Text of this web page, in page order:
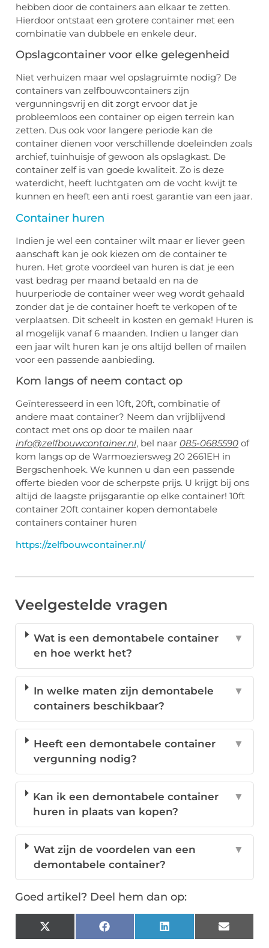
hebben door de containers aan elkaar te zetten.
Hierdoor ontstaat een grotere container met een
combinatie van dubbele en enkele deur.
Opslagcontainer voor elke gelegenheid
Niet verhuizen maar wel opslagruimte nodig? De
containers van zelfbouwcontainers zijn
vergunningsvrij en dit zorgt ervoor dat je
probleemloos een container op eigen terrein kan
zetten. Dus ook voor langere periode kan de
container dienen voor verschillende doeleinden zoals
archief, tuinhuisje of gewoon als opslagkast. De
container zelf is van goede kwaliteit. Zo is deze
waterdicht, heeft luchtgaten om de vocht kwijt te
kunnen en heeft een anti roest garantie van een jaar.
Container huren
Indien je wel een container wilt maar er liever geen
aanschaft kan je ook kiezen om de container te
huren. Het grote voordeel van huren is dat je een
vast bedrag per maand betaald en na de
huurperiode de container weer weg wordt gehaald
zonder dat je de container hoeft te verkopen of te
verplaatsen. Dit scheelt in kosten en gemak! Huren is
al mogelijk vanaf 6 maanden. Indien u langer dan
een jaar wilt huren kan je ons altijd bellen of mailen
voor een passende aanbieding.
Kom langs of neem contact op
Geïnteresseerd in een 10ft, 20ft, combinatie of
andere maat container? Neem dan vrijblijvend
contact met ons op door te mailen naar
info@zelfbouwcontainer.nl, bel naar 085-0685590 of
kom langs op de Warmoeziersweg 20 2661EH in
Bergschenhoek. We kunnen u dan een passende
offerte bieden voor de scherpste prijs. U krijgt bij ons
altijd de laagste prijsgarantie op elke container! 10ft
container 20ft container kopen demontabele
containers container huren
https://zelfbouwcontainer.nl/
Veelgestelde vragen
Wat is een demontabele container
en hoe werkt het?
▼
In welke maten zijn demontabele
containers beschikbaar?
▼
Heeft een demontabele container
vergunning nodig?
▼
Kan ik een demontabele container
huren in plaats van kopen?
▼
Wat zijn de voordelen van een
demontabele container?
▼
Goed artikel? Deel hem dan op:
X
(Twitter)
Facebook LinkedIn Email